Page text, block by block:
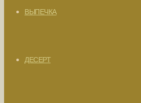
ВЫПЕЧКА
ДЕСЕРТ